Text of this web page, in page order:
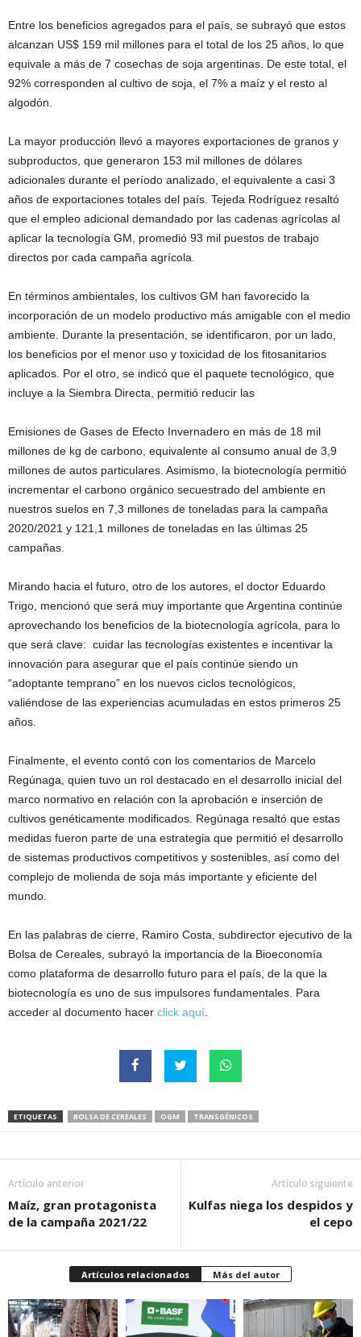
Entre los beneficios agregados para el país, se subrayó que estos
alcanzan US$ 159 mil millones para el total de los 25 años, lo que
equivale a más de 7 cosechas de soja argentinas. De este total, el
92% corresponden al cultivo de soja, el 7% a maíz y el resto al
algodón.
La mayor producción llevó a mayores exportaciones de granos y
subproductos, que generaron 153 mil millones de dólares
adicionales durante el período analizado, el equivalente a casi 3
años de exportaciones totales del país. Tejeda Rodríguez resaltó
que el empleo adicional demandado por las cadenas agrícolas al
aplicar la tecnología GM, promedió 93 mil puestos de trabajo
directos por cada campaña agrícola.
En términos ambientales, los cultivos GM han favorecido la
incorporación de un modelo productivo más amigable con el medio
ambiente. Durante la presentación, se identificaron, por un lado,
los beneficios por el menor uso y toxicidad de los fitosanitarios
aplicados. Por el otro, se indicó que el paquete tecnológico, que
incluye a la Siembra Directa, permitió reducir las
Emisiones de Gases de Efecto Invernadero en más de 18 mil
millones de kg de carbono, equivalente al consumo anual de 3,9
millones de autos particulares. Asimismo, la biotecnología permitió
incrementar el carbono orgánico secuestrado del ambiente en
nuestros suelos en 7,3 millones de toneladas para la campaña
2020/2021 y 121,1 millones de toneladas en las últimas 25
campañas.
Mirando hacia el futuro, otro de los autores, el doctor Eduardo
Trigo, mencionó que será muy importante que Argentina continúe
aprovechando los beneficios de la biotecnología agrícola, para lo
que será clave: cuidar las tecnologías existentes e incentivar la
innovación para asegurar que el país continúe siendo un
“adoptante temprano” en los nuevos ciclos tecnológicos,
valiéndose de las experiencias acumuladas en estos primeros 25
años.
Finalmente, el evento contó con los comentarios de Marcelo
Regúnaga, quien tuvo un rol destacado en el desarrollo inicial del
marco normativo en relación con la aprobación e inserción de
cultivos genéticamente modificados. Regúnaga resaltó que estas
medidas fueron parte de una estrategia que permitió el desarrollo
de sistemas productivos competitivos y sostenibles, así como del
complejo de molienda de soja más importante y eficiente del
mundo.
En las palabras de cierre, Ramiro Costa, subdirector ejecutivo de la
Bolsa de Cereales, subrayó la importancia de la Bioeconomía
como plataforma de desarrollo futuro para el país, de la que la
biotecnología es uno de sus impulsores fundamentales. Para
acceder al documento hacer click aquí.
ETIQUETAS BOLSA DE CEREALES OGM TRANSGÉNICOS
Artículo anterior
Maíz, gran protagonista
de la campaña 2021/22
Artículo siguiente
Kulfas niega los despidos y
el cepo
Artículos relacionados Más del autor